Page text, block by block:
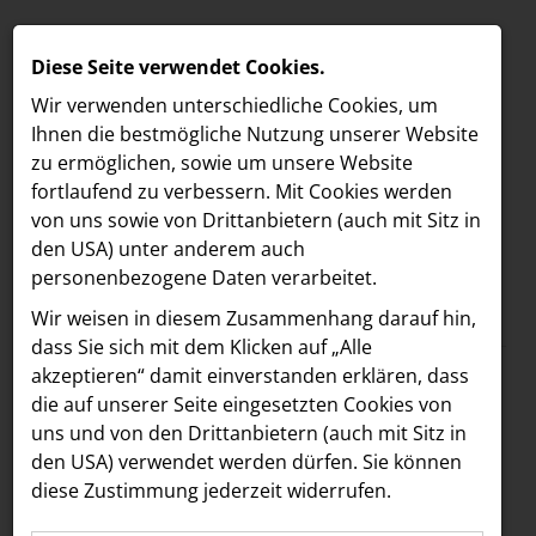
MELDUNGEN
LOEBELL NORDBERG
INNER
aehre
Astoria Artshow
B/S/H Hausgeräte
Meldungen / Vöslauer
Text Bilder
21.05.2025
„Packen wir es
gemeinsam an“:
Diese Seite verwendet Cookies.
Wir verwenden unterschiedliche Cookies, um
Ihnen die best­mögliche Nutzung unserer Website
zu ermöglichen, sowie um unsere Website
fortlaufend zu verbessern. Mit Cookies werden
von uns sowie von Drittanbietern (auch mit Sitz in
den USA) unter anderem auch
personenbezogene Daten verarbeitet.
Wir weisen in diesem Zusammenhang darauf hin,
dass Sie sich mit dem Klicken auf „Alle
akzeptieren“ damit ein­ver­standen erklären, dass
die auf unserer Seite eingesetzten Cookies von
uns und von den Drittanbietern (auch mit Sitz in
den USA) verwendet werden dürfen. Sie können
diese Zustimmung jederzeit widerrufen.